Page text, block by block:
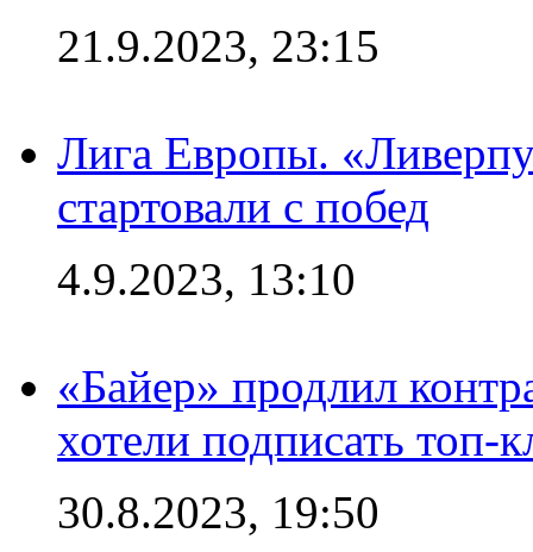
21.9.2023, 23:15
Лига Европы.
стартовали с побед
4.9.2023, 13:10
«Байер» продлил
хотели подписать
30.8.2023, 19:50